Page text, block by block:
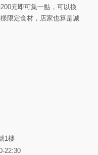
元即可集一點，可以換
限定食材，店家也算是誠
1樓
22:30